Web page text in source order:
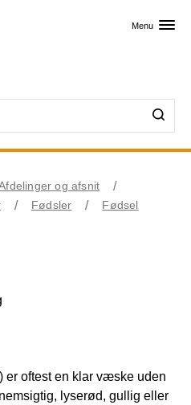
Menu
og afsnit
Fødsler Fødsel
er oftest en klar væske uden
lyserød, gullig eller